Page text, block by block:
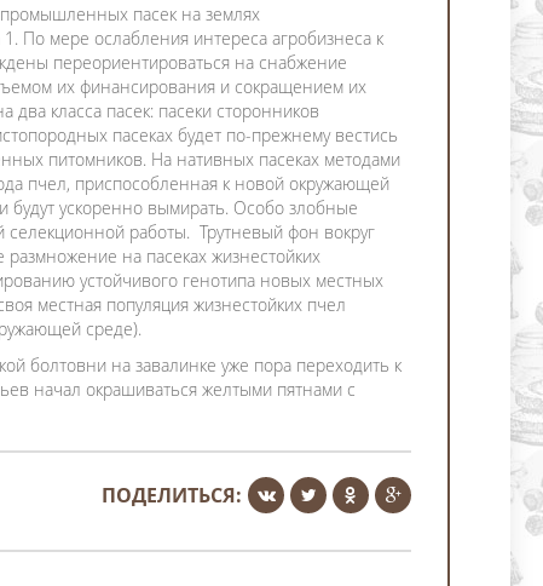
пасек на землях
По мере ослабления интереса агробизнеса к
переориентироваться на снабжение
их финансирования и сокращением их
класса пасек: пасеки сторонников
пасеках будет по-прежнему вестись
питомников. На нативных пасеках методами
пчел, приспособленная к новой окружающей
будут ускоренно вымирать. Особо злобные
селекционной работы. Трутневый фон вокруг
размножение на пасеках жизнестойких
устойчивого генотипа новых местных
местная популяция жизнестойких пчел
среде).
болтовни на завалинке уже пора переходить к
начал окрашиваться желтыми пятнами с
ПОДЕЛИТЬСЯ: